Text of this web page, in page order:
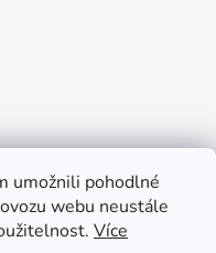
umožnili pohodlné
webu neustále
Více